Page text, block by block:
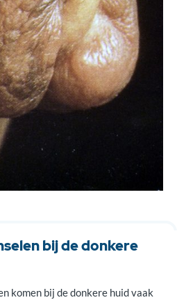
bij de donkere
komen bij de donkere huid vaak